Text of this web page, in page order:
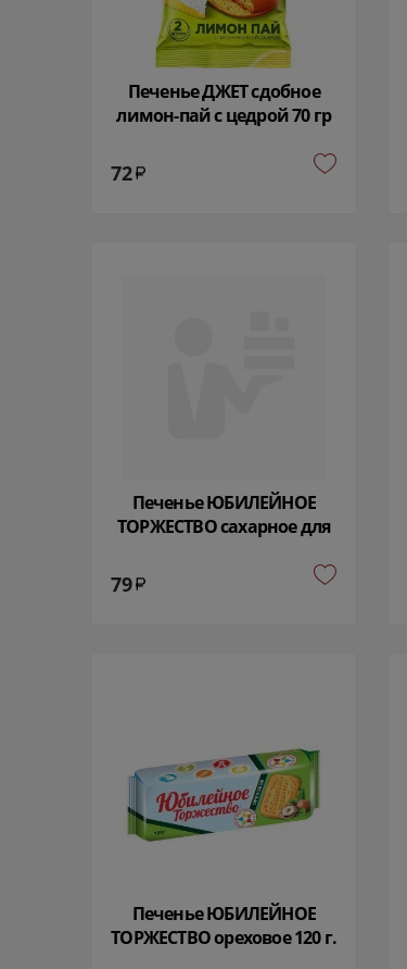
Печенье ДЖЕТ сдобное
лимон-пай с цедрой 70 гр
72
Печенье ЮБИЛЕЙНОЕ
ТОРЖЕСТВО сахарное для
Сладкая Слобода 28835
79
Печенье ЮБИЛЕЙНОЕ
ТОРЖЕСТВО ореховое 120 г.